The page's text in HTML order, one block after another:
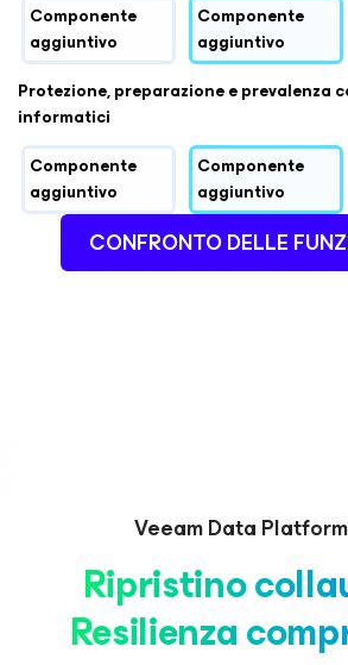
Componente
aggiuntivo
Componente
aggiuntivo
Protezione, preparazione e prevalenza
informatici
Componente
aggiuntivo
Componente
aggiuntivo
CONFRONTO DELLE
Veeam Data Platform
Ripristino
Resilienza